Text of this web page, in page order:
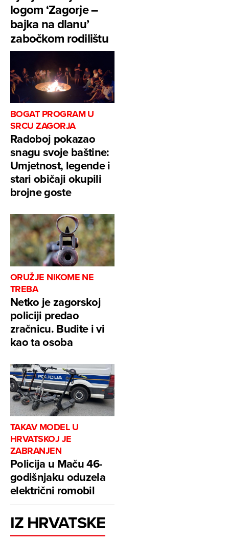
logom ‘Zagorje –
bajka na dlanu’
zabočkom rodilištu
BOGAT PROGRAM U
SRCU ZAGORJA
Radoboj pokazao
snagu svoje baštine:
Umjetnost, legende i
stari običaji okupili
brojne goste
ORUŽJE NIKOME NE
TREBA
Netko je zagorskoj
policiji predao
zračnicu. Budite i vi
kao ta osoba
TAKAV MODEL U
HRVATSKOJ JE
ZABRANJEN
Policija u Maču 46-
godišnjaku oduzela
električni romobil
IZ HRVATSKE